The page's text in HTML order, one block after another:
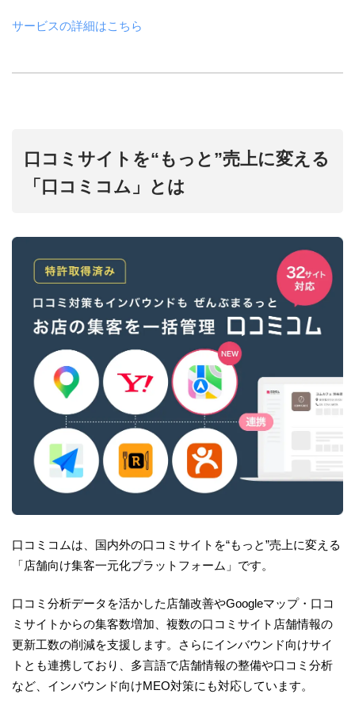
サービスの詳細はこちら
口コミサイトを“もっと”売上に変える
「口コミコム」とは
口コミコムは、国内外の口コミサイトを“もっと”売上に変える
「店舗向け集客一元化プラットフォーム」です。
口コミ分析データを活かした店舗改善やGoogleマップ・口コ
ミサイトからの集客数増加、複数の口コミサイト店舗情報の
更新工数の削減を支援します。さらにインバウンド向けサイ
トとも連携しており、多言語で店舗情報の整備や口コミ分析
など、インバウンド向けMEO対策にも対応しています。